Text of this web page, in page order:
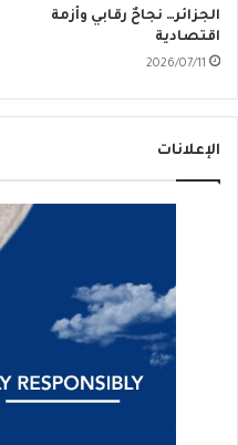
الجزائر… نجاحٌ رقابي وأزمة
اقتصادية
2026/07/11
الإعلانات